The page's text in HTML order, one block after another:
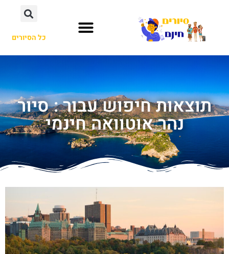
כל הסיורים
תוצאות חיפוש עבור : סיור
נהר אוטוואה חינמי